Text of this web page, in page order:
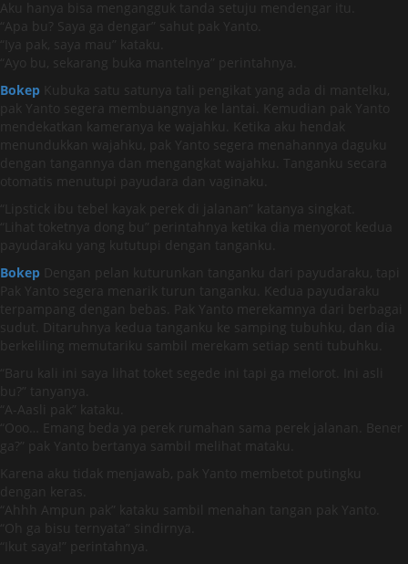
Aku hanya bisa mengangguk tanda setuju mendengar itu.
“Apa bu? Saya ga dengar” sahut pak Yanto.
“Iya pak, saya mau” kataku.
“Ayo bu, sekarang buka mantelnya” perintahnya.
Bokep Kubuka satu satunya tali pengikat yang ada di mantelku,
pak Yanto segera membuangnya ke lantai. Kemudian pak Yanto
mendekatkan kameranya ke wajahku. Ketika aku hendak
menundukkan wajahku, pak Yanto segera menahannya daguku
dengan tangannya dan mengangkat wajahku. Tanganku secara
otomatis menutupi payudara dan vaginaku.
“Lipstick ibu tebel kayak perek di jalanan” katanya singkat.
“Lihat toketnya dong bu” perintahnya ketika dia menyorot kedua
payudaraku yang kututupi dengan tanganku.
Bokep Dengan pelan kuturunkan tanganku dari payudaraku, tapi
Pak Yanto segera menarik turun tanganku. Kedua payudaraku
terpampang dengan bebas. Pak Yanto merekamnya dari berbagai
sudut. Ditaruhnya kedua tanganku ke samping tubuhku, dan dia
berkeliling memutariku sambil merekam setiap senti tubuhku.
“Baru kali ini saya lihat toket segede ini tapi ga melorot. Ini asli
bu?” tanyanya.
“A-Aasli pak” kataku.
“Ooo… Emang beda ya perek rumahan sama perek jalanan. Bener
ga?” pak Yanto bertanya sambil melihat mataku.
Karena aku tidak menjawab, pak Yanto membetot putingku
dengan keras.
“Ahhh Ampun pak” kataku sambil menahan tangan pak Yanto.
“Oh ga bisu ternyata” sindirnya.
“Ikut saya!” perintahnya.